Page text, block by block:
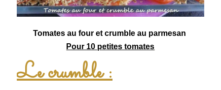
Tomates au four et crumbleau parmesan
Pour 10 petites tomates
Le crumble :